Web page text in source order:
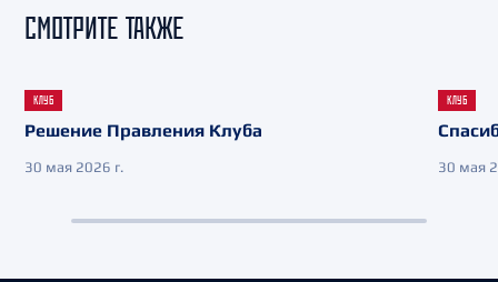
СМОТРИТЕ ТАКЖЕ
КЛУБ
Решение Правления Клуба
30 мая 2026 г.
КЛУБ
30 мая